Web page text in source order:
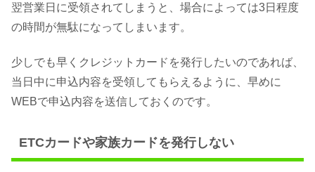
翌営業日に受領されてしまうと、場合によっては3日程度
の時間が無駄になってしまいます。
少しでも早くクレジットカードを発行したいのであれば、
当日中に申込内容を受領してもらえるように、早めに
WEBで申込内容を送信しておくのです。
ETCカードや家族カードを発行しない